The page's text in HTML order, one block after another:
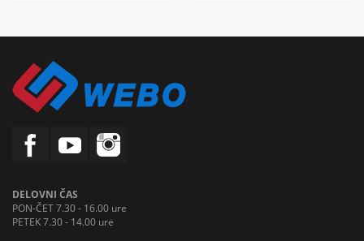
DELOVNI ČAS
PON-ČET 7.30 - 16.00 ure
PETEK 7.30 - 14.00 ure